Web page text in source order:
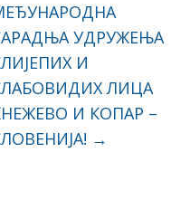
УДРУЖЕЊА
И
ЛИЦА
И КОПАР –
→